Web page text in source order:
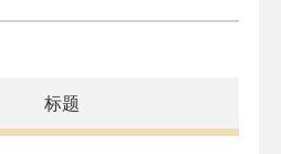
标题